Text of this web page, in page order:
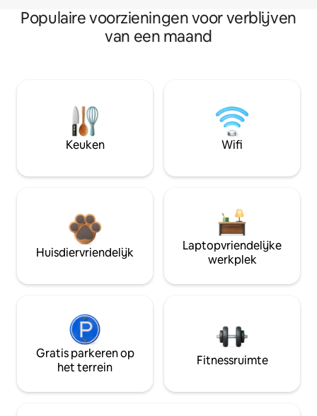
Populaire voorzieningen voor verblijven
van een maand
Keuken Wifi
Huisdiervriendelijk
Laptopvriendelijke
werkplek
Gratis parkeren op
het terrein
Fitnessruimte